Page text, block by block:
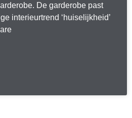
De garderobe past
interieurtrend ‘huiselijkheid’